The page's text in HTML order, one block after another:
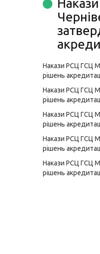
Накази РСЦ ГСЦ
рішень
Накази РСЦ ГСЦ
рішень
Накази РСЦ ГСЦ
рішень
Накази РСЦ ГСЦ
рішень
Накази РСЦ ГСЦ
рішень